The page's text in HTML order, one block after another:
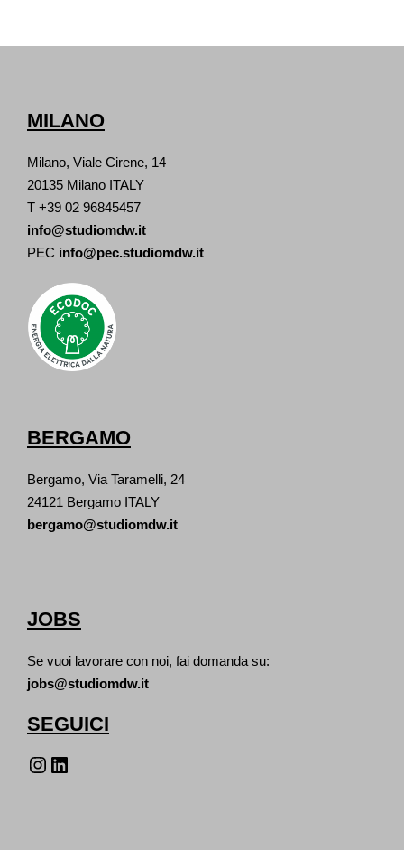
MILANO
Milano, Viale Cirene, 14
20135 Milano ITALY
T +39 02 96845457
info@studiomdw.it
PEC info@pec.studiomdw.it
BERGAMO
Bergamo, Via Taramelli, 24
24121 Bergamo ITALY
bergamo@studiomdw.it
JOBS
Se vuoi lavorare con noi, fai domanda su:
jobs@studiomdw.it
SEGUICI
Instagram LinkedIn